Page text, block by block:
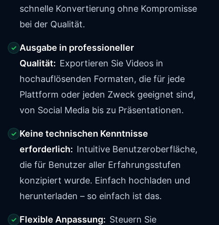
schnelle Konvertierung ohne Kompromisse
bei der Qualität.
✓ Ausgabe in professioneller
Qualität: Exportieren Sie Videos in
hochauflösenden Formaten, die für jede
Plattform oder jeden Zweck geeignet sind,
von Social Media bis zu Präsentationen.
✓ Keine technischen Kenntnisse
erforderlich: Intuitive Benutzeroberfläche,
die für Benutzer aller Erfahrungsstufen
konzipiert wurde. Einfach hochladen und
herunterladen – so einfach ist das.
✓ Flexible Anpassung: Steuern Sie